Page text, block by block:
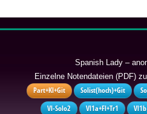
Spanish Lady –
Einzelne Notendateien (PDF)
Part+Kl+Git Solist(hoch)+Git
Vl-Solo2
Vl1a+Fl+Tr1 Vl1b